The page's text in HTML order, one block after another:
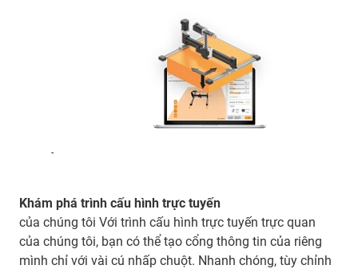
-
Khám phá trình cấu hình trực tuyến
của chúng tôi Với trình cấu hình trực tuyến trực quan
của chúng tôi, bạn có thể tạo cổng thông tin của riêng
mình chỉ với vài cú nhấp chuột. Nhanh chóng, tùy chỉnh